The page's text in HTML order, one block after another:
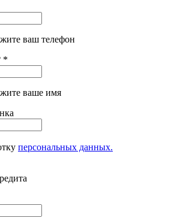
ваш телефон
*
ваше имя
персональных данных.